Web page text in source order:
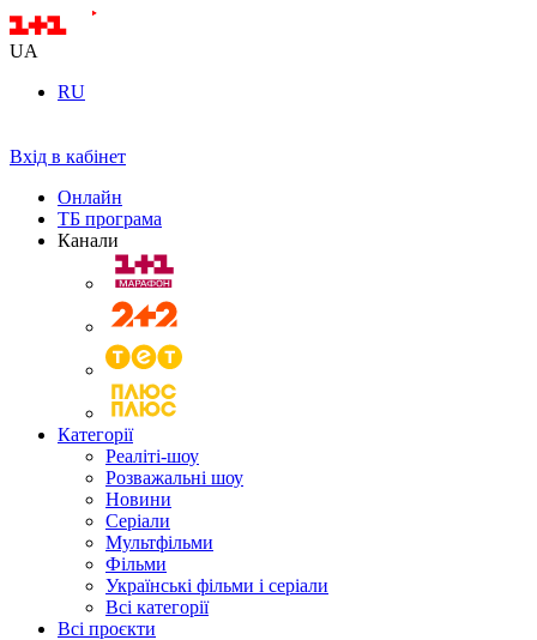
UA
RU
Вхід в кабінет
Онлайн
ТБ програма
Канали
Категорії
Реаліті-шоу
Розважальні шоу
Новини
Серіали
Мультфільми
Фільми
Українські фільми і серіали
Всі категорії
Всі проєкти